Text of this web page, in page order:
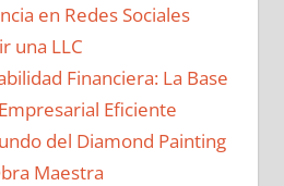
en Redes Sociales
una LLC
Financiera: La Base
Eficiente
del Diamond Painting
Maestra